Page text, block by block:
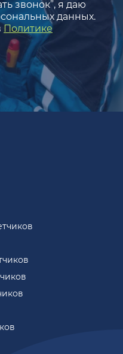
звонок”, я даю
данных.
Политике